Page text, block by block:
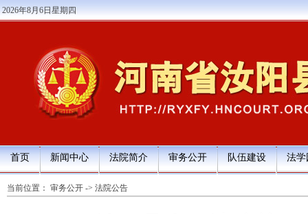
2026年8月6日星期四
首页 新闻中心 法院简介 审务公开 队伍建设 法学
当前位置： 审务公开 -> 法院公告